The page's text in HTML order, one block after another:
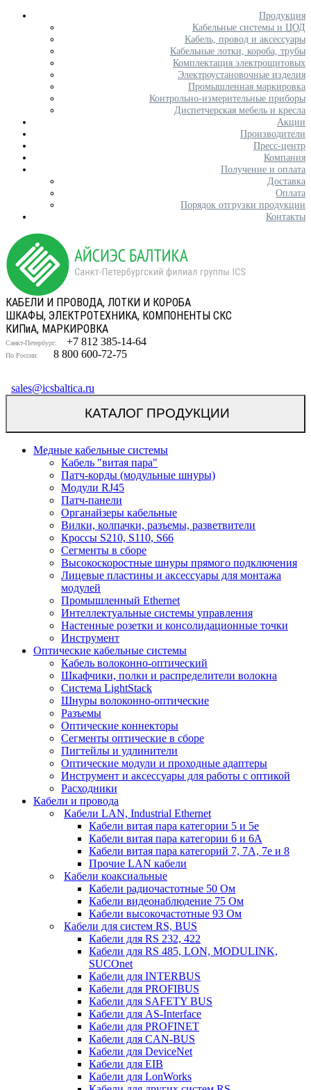
Продукция
Кабельные системы и ЦОД
Кабель, провод и аксессуары
Кабельные лотки, короба, трубы
Комплектация электрощитовых
Электроустановочные изделия
Промышленная маркировка
Контрольно-измерительные приборы
Диспетчерская мебель и кресла
Акции
Производители
Пресс-центр
Компания
Получение и оплата
Доставка
Оплата
Порядок отгрузки продукции
Контакты
КАБЕЛИ И ПРОВОДА, ЛОТКИ И КОРОБА
ШКАФЫ, ЭЛЕКТРОТЕХНИКА, КОМПОНЕНТЫ СКС
КИПиА, МАРКИРОВКА
Санкт-Петербург: +7 812 385-14-64
По России: 8 800 600-72-75
sales@icsbaltica.ru
КАТАЛОГ ПРОДУКЦИИ
Медные кабельные системы
Кабель "витая пара"
Патч-корды (модульные шнуры)
Модули RJ45
Патч-панели
Органайзеры кабельные
Вилки, колпачки, разъемы, разветвители
Кроссы S210, S110, S66
Сегменты в сборе
Высокоскоростные шнуры прямого подключения
Лицевые пластины и аксессуары для монтажа
модулей
Промышленный Ethernet
Интеллектуальные системы управления
Настенные розетки и консолидационные точки
Инструмент
Оптические кабельные системы
Кабель волоконно-оптический
Шкафчики, полки и распределители волокна
Система LightStack
Шнуры волоконно-оптические
Разъемы
Оптические коннекторы
Сегменты оптические в сборе
Пигтейлы и удлинители
Оптические модули и проходные адаптеры
Инструмент и аксессуары для работы с оптикой
Расходники
Кабели и провода
Кабели LAN, Industrial Ethernet
Кабели витая пара категории 5 и 5е
Кабели витая пара категории 6 и 6A
Кабели витая пара категорий 7, 7А, 7е и 8
Прочие LAN кабели
Кабели коаксиальные
Кабели радиочастотные 50 Ом
Кабели видеонаблюдение 75 Ом
Кабели высокочастотные 93 Ом
Кабели для систем RS, BUS
Кабели для RS 232, 422
Кабели для RS 485, LON, MODULINK,
SUCOnet
Кабели для INTERBUS
Кабели для PROFIBUS
Кабели для SAFETY BUS
Кабели для AS-Interface
Кабели для PROFINET
Кабели для CAN-BUS
Кабели для DeviceNet
Кабели для EIB
Кабели для LonWorks